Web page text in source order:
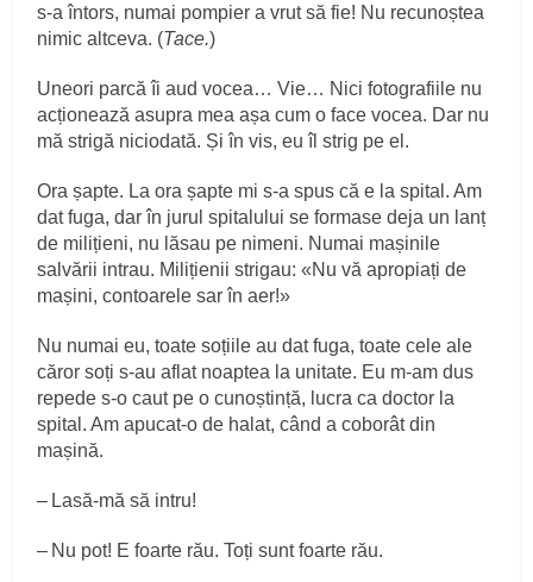
s‑a întors, numai pompier a vrut să fie! Nu recunoștea
nimic altceva. (Tace.)
Uneori parcă îi aud vocea… Vie… Nici fotografiile nu
acționează asupra mea așa cum o face vocea. Dar nu
mă strigă niciodată. Și în vis, eu îl strig pe el.
Ora șapte. La ora șapte mi s‑a spus că e la spital. Am
dat fuga, dar în jurul spitalului se formase deja un lanț
de milițieni, nu lăsau pe nimeni. Numai mașinile
salvării intrau. Milițienii strigau: «Nu vă apropiați de
mașini, contoarele sar în aer!»
Nu numai eu, toate soțiile au dat fuga, toate cele ale
căror soți s‑au aflat noaptea la unitate. Eu m‑am dus
repede s‑o caut pe o cunoștință, lucra ca doctor la
spital. Am apucat‑o de halat, când a coborât din
mașină.
– Lasă‑mă să intru!
– Nu pot! E foarte rău. Toți sunt foarte rău.